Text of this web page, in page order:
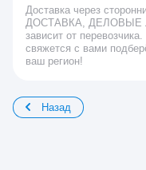
Доставка через
ДОСТАВКА, ДЕЛОВЫЕ
зависит от
свяжется с вами
ваш регион!
Назад